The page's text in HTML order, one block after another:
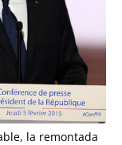
la remontada